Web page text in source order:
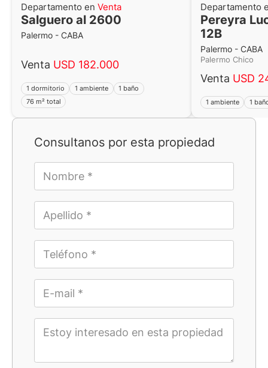
Consultanos por esta propiedad
Departamento en Venta
Salguero al 2600
Palermo - CABA
Venta USD 182.000
1 dormitorio 1 ambiente
1 baño
76 m² total
Departamento
Pereyra
12B
Palermo - CABA
Palermo Chico
Venta USD
1 ambiente 1